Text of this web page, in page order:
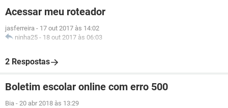
Acessar meu roteador
jasferreira - 17 out 2017 às 14:02
ninha25 - 18 out 2017 às 06:03
2 Respostas
Boletim escolar online com erro 500
Bia - 20 abr 2018 às 13:29